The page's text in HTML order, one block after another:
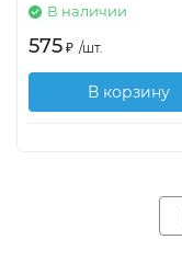
В наличии
575 ₽ /шт.
В корзину